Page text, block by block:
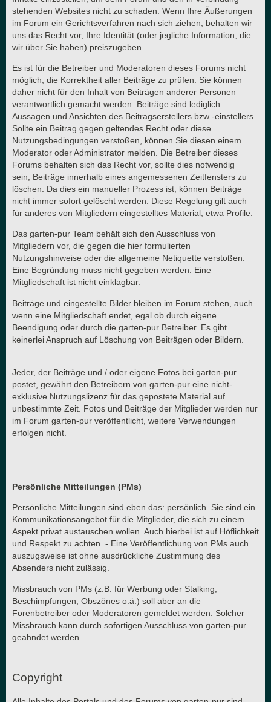
stehenden Websites nicht zu schaden. Wenn Ihre Äußerungen
im Forum ein Gerichtsverfahren nach sich ziehen, behalten wir
uns das Recht vor, Ihre Identität (oder jegliche Information, die
wir über Sie haben) preiszugeben.
Es ist für die Betreiber und Moderatoren dieses Forums nicht
möglich, die Korrektheit aller Beiträge zu prüfen. Sie können
daher nicht für den Inhalt von Beiträgen anderer Personen
verantwortlich gemacht werden. Beiträge sind lediglich
Aussagen und Ansichten des Beitragserstellers bzw -einstellers.
Sollte ein Beitrag gegen geltendes Recht oder diese
Nutzungsbedingungen verstoßen, können Sie diesen einem
Moderator oder Administrator melden. Die Betreiber dieses
Forums behalten sich das Recht vor, sollte dies notwendig
sein, Beiträge innerhalb eines angemessenen Zeitfensters zu
löschen. Da dies ein manueller Prozess ist, können Beiträge
nicht immer sofort gelöscht werden. Diese Regelung gilt auch
für anderes von Mitgliedern eingestelltes Material, etwa Profile.
Das garten-pur Team behält sich den Ausschluss von
Mitgliedern vor, die gegen die hier formulierten
Nutzungshinweise oder die allgemeine Netiquette verstoßen.
Eine Begründung muss nicht gegeben werden. Eine
Mitgliedschaft ist nicht einklagbar.
Beiträge und eingestellte Bilder bleiben im Forum stehen, auch
wenn eine Mitgliedschaft endet, egal ob durch eigene
Beendigung oder durch die garten-pur Betreiber. Es gibt
keinerlei Anspruch auf Löschung von Beiträgen oder Bildern.
Jeder, der Beiträge und / oder eigene Fotos bei garten-pur
postet, gewährt den Betreibern von garten-pur eine nicht-
exklusive Nutzungslizenz für das gepostete Material auf
unbestimmte Zeit. Fotos und Beiträge der Mitglieder werden nur
im Forum garten-pur veröffentlicht, weitere Verwendungen
erfolgen nicht.
Persönliche Mitteilungen (PMs)
Persönliche Mitteilungen sind eben das: persönlich. Sie sind ein
Kommunikationsangebot für die Mitglieder, die sich zu einem
Aspekt privat austauschen wollen. Auch hierbei ist auf Höflichkeit
und Respekt zu achten. - Eine Veröffentlichung von PMs auch
auszugsweise ist ohne ausdrückliche Zustimmung des
Absenders nicht zulässig.
Missbrauch von PMs (z.B. für Werbung oder Stalking,
Beschimpfungen, Obszönes o.ä.) soll aber an die
Forenbetreiber oder Moderatoren gemeldet werden. Solcher
Missbrauch kann durch sofortigen Ausschluss von garten-pur
geahndet werden.
Copyright